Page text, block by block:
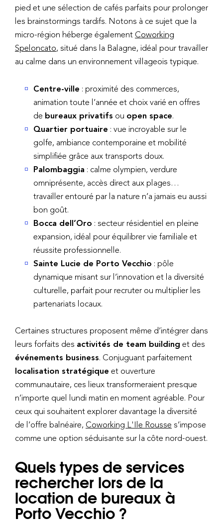
pied et une sélection de cafés parfaits pour prolonger
les brainstormings tardifs. Notons à ce sujet que la
micro-région héberge également Coworking
Speloncato, situé dans la Balagne, idéal pour travailler
au calme dans un environnement villageois typique.
Centre-ville : proximité des commerces,
animation toute l’année et choix varié en offres
de bureaux privatifs ou open space.
Quartier portuaire : vue incroyable sur le
golfe, ambiance contemporaine et mobilité
simplifiée grâce aux transports doux.
Palombaggia : calme olympien, verdure
omniprésente, accès direct aux plages…
travailler entouré par la nature n’a jamais eu aussi
bon goût.
Bocca dell’Oro : secteur résidentiel en pleine
expansion, idéal pour équilibrer vie familiale et
réussite professionnelle.
Sainte Lucie de Porto Vecchio : pôle
dynamique misant sur l’innovation et la diversité
culturelle, parfait pour recruter ou multiplier les
partenariats locaux.
Certaines structures proposent même d’intégrer dans
leurs forfaits des activités de team building et des
événements business. Conjuguant parfaitement
localisation stratégique et ouverture
communautaire, ces lieux transformeraient presque
n’importe quel lundi matin en moment agréable. Pour
ceux qui souhaitent explorer davantage la diversité
de l’offre balnéaire, Coworking L'Ile Rousse s’impose
comme une option séduisante sur la côte nord-ouest.
Quels types de services
rechercher lors de la
location de bureaux à
Porto Vecchio ?